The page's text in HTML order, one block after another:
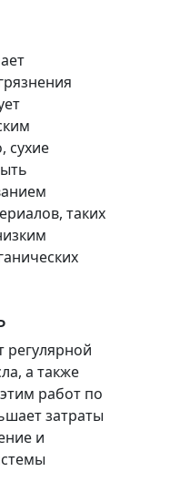
сухие
таких
регулярной
а также
работ по
затраты
и